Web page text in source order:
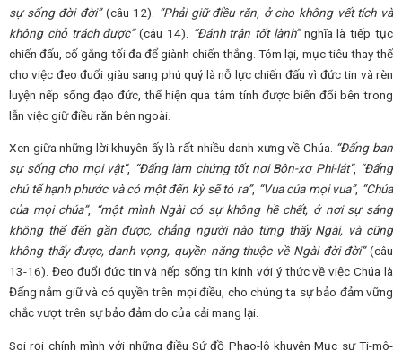
sự sống đời đời”(câu 12).
“Phải giữ điều răn, ở cho không vết tích và
không chỗ trách được”(câu 14). “Đánh trận tốt lành”nghĩa là tiếp tục
chiến đấu, cố gắng tối đa để giành chiến thắng. Tóm lại, mục tiêu thay thế
cho việc đeo đuổi giàu sang phú quý là nỗ lực chiến đấu vì đức tin và rèn
luyện nếp sống đạo đức, thể hiện qua tâm tính được biến đổi bên trong
lẫn việc giữ điều răn bên ngoài.
Xen giữa những lời khuyên ấy là rất nhiều danh xưng về Chúa. “Đấng ban
sự sống cho mọi vật”, “Đấng làm chứng tốt nơi Bôn-xơ Phi-lát”, “Đấng
chủ tể hạnh phước và có một đến kỳ sẽ tỏ ra”, “Vua của mọi vua”, “Chúa
của mọi chúa”, “một mình Ngài có sự không hề chết, ở nơi sự sáng
không thể đến gần được, chẳng người nào từng thấy Ngài, và cũng
không thấy được, danh vọng, quyền năng thuộc về Ngài đời đời”(câu
13-16). Đeo đuổi đức tin và nếp sống tin kính với ý thức về việc Chúa là
Đấng nắm giữ và có quyền trên mọi điều, cho chúng ta sự bảo đảm vững
chắc vượt trên sự bảo đảm do của cải mang lại.
Soi rọi chính mình với những điều Sứ đồ Phao-lô khuyên Mục sư Ti-mô-